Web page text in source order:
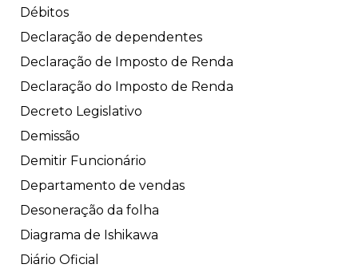
Débitos
Declaração de dependentes
Declaração de Imposto de Renda
Declaração do Imposto de Renda
Decreto Legislativo
Demissão
Demitir Funcionário
Departamento de vendas
Desoneração da folha
Diagrama de Ishikawa
Diário Oficial